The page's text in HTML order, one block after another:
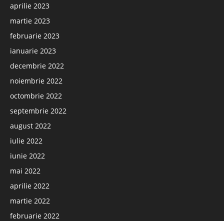
aprilie 2023
martie 2023
februarie 2023
ianuarie 2023
decembrie 2022
noiembrie 2022
octombrie 2022
septembrie 2022
august 2022
iulie 2022
iunie 2022
mai 2022
aprilie 2022
martie 2022
februarie 2022